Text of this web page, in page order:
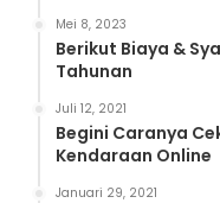
Mei 8, 2023
Berikut Biaya &
Tahunan
Juli 12, 2021
Begini Caranya
Kendaraan Online
Januari 29, 2021